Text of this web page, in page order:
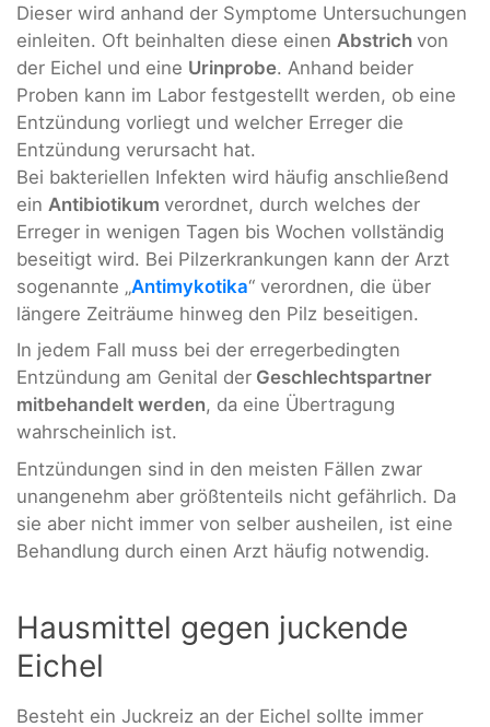
Dieser wird anhand der Symptome Untersuchungen
einleiten. Oft beinhalten diese einen Abstrich von
der Eichel und eine Urinprobe. Anhand beider
Proben kann im Labor festgestellt werden, ob eine
Entzündung vorliegt und welcher Erreger die
Entzündung verursacht hat.
Bei bakteriellen Infekten wird häufig anschließend
ein Antibiotikum verordnet, durch welches der
Erreger in wenigen Tagen bis Wochen vollständig
beseitigt wird. Bei Pilzerkrankungen kann der Arzt
sogenannte „Antimykotika“ verordnen, die über
längere Zeiträume hinweg den Pilz beseitigen.
In jedem Fall muss bei der erregerbedingten
Entzündung am Genital der Geschlechtspartner
mitbehandelt werden, da eine Übertragung
wahrscheinlich ist.
Entzündungen sind in den meisten Fällen zwar
unangenehm aber größtenteils nicht gefährlich. Da
sie aber nicht immer von selber ausheilen, ist eine
Behandlung durch einen Arzt häufig notwendig.
Hausmittel gegen juckende
Eichel
Besteht ein Juckreiz an der Eichel sollte immer